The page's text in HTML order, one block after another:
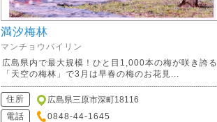
満汐梅林
マンチョウバイリン
広島県内で最大規模！ひと目1,000本の梅が咲き誇る
「天空の梅林」で3月は早春の梅のお花見...
住所
広島県三原市深町18116
電話
0848-44-1645